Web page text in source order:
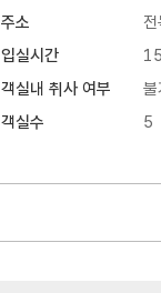
주소
입실시간
객실내 취사 여부
불
객실수
5